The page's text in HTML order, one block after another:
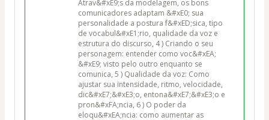
Atrav&#xE9;s da modelagem, os bons
comunicadores adaptam &#xE0; sua
personalidade a postura f&#xED;sica, tipo
de vocabul&#xE1;rio, qualidade da voz e
estrutura do discurso, 4 ) Criando o seu
personagem: entender como voc&#xEA;
&#xE9; visto pelo outro enquanto se
comunica, 5 ) Qualidade da voz: Como
ajustar sua intensidade, ritmo, velocidade,
dic&#xE7;&#xE3;o, entona&#xE7;&#xE3;o e
pron&#xFA;ncia, 6 ) O poder da
eloqu&#xEA;ncia: como aumentar as